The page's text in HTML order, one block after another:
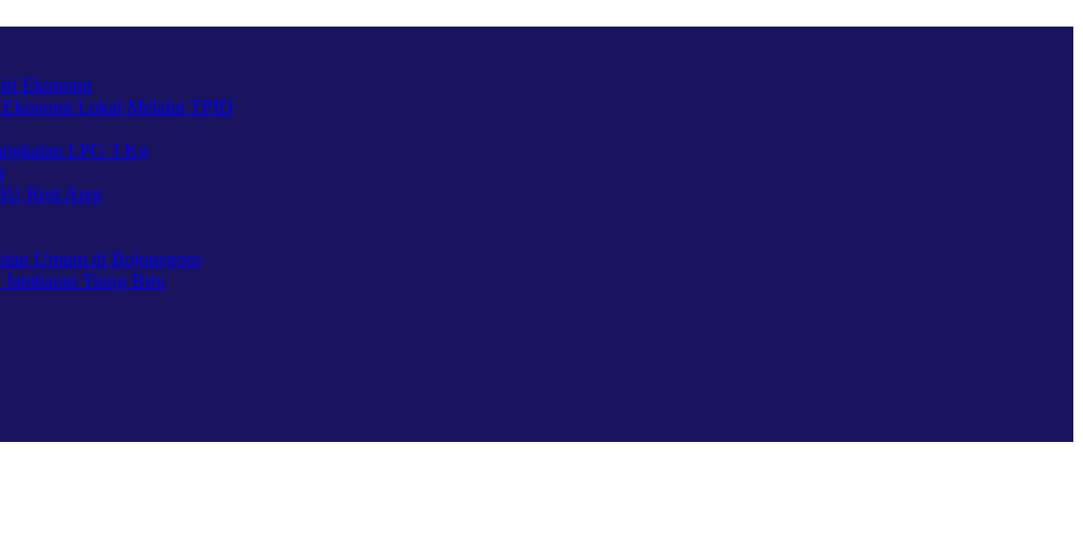
Ekonomi
Ekonomi Lokal Melalui TPID
LPG 3 Kg
Rest Area
Umum di Bojonegoro
Tiung Biru